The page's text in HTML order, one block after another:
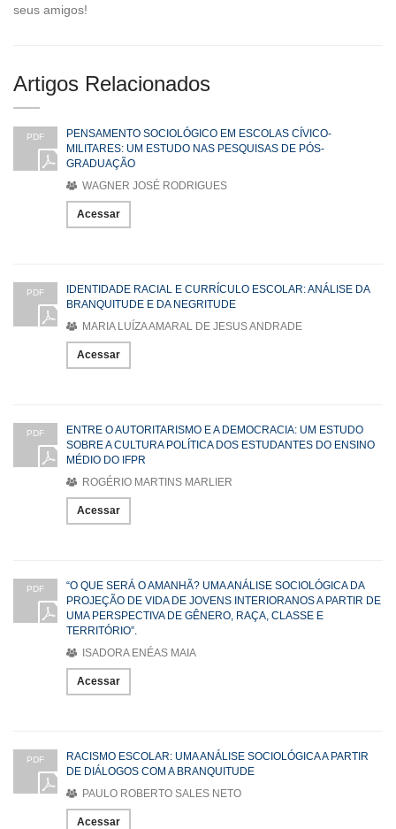
seus amigos!
Artigos Relacionados
PDF
PENSAMENTO SOCIOLÓGICO EM ESCOLAS CÍVICO-
MILITARES: UM ESTUDO NAS PESQUISAS DE PÓS-
GRADUAÇÃO
WAGNER JOSÉ RODRIGUES
Acessar
PDF
IDENTIDADE RACIAL E CURRÍCULO ESCOLAR: ANÁLISE DA
BRANQUITUDE E DA NEGRITUDE
MARIA LUÍZA AMARAL DE JESUS ANDRADE
Acessar
PDF
ENTRE O AUTORITARISMO E A DEMOCRACIA: UM ESTUDO
SOBRE A CULTURA POLÍTICA DOS ESTUDANTES DO ENSINO
MÉDIO DO IFPR
ROGÉRIO MARTINS MARLIER
Acessar
PDF
“O QUE SERÁ O AMANHÃ? UMA ANÁLISE SOCIOLÓGICA DA
PROJEÇÃO DE VIDA DE JOVENS INTERIORANOS A PARTIR DE
UMA PERSPECTIVA DE GÊNERO, RAÇA, CLASSE E
TERRITÓRIO”.
ISADORA ENÉAS MAIA
Acessar
PDF
RACISMO ESCOLAR: UMA ANÁLISE SOCIOLÓGICA A PARTIR
DE DIÁLOGOS COM A BRANQUITUDE
PAULO ROBERTO SALES NETO
Acessar